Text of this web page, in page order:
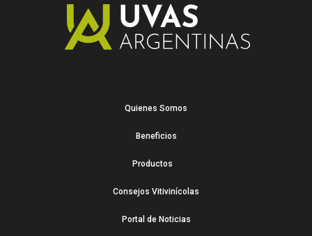
Quienes Somos
Beneficios
Productos
Consejos Vitivinícolas
Portal de Noticias